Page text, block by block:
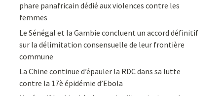
phare panafricain dédié aux violences contre les
femmes
Le Sénégal et la Gambie concluent un accord définitif
sur la délimitation consensuelle de leur frontière
commune
La Chine continue d’épauler la RDC dans sa lutte
contre la 17è épidémie d’Ebola